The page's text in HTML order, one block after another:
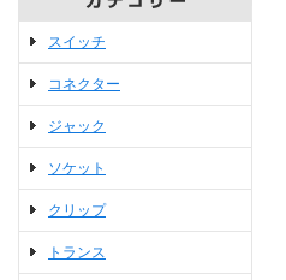
スイッチ
コネクター
ジャック
ソケット
クリップ
トランス